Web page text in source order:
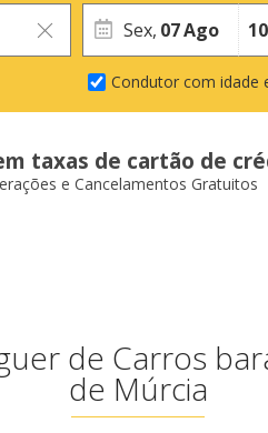
Sex, 07Ago
Condutor com idade
taxas de cartão de
e Cancelamentos Gratuitos
de Carros
de Múrcia